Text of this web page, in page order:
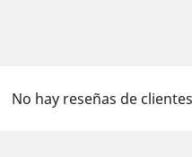
No hay reseñas de